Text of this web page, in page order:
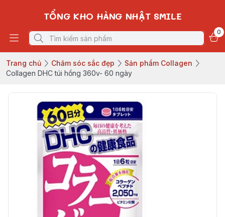
TỔNG KHO HÀNG NHẬT SMILE
0
Trang chủ Chăm sóc sắc đẹp
Sản phẩm Collagen
Collagen DHC túi hồng 360v- 60 ngày